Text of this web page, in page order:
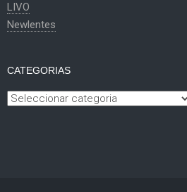
LIVO
Newlentes
CATEGORIAS
Categorias